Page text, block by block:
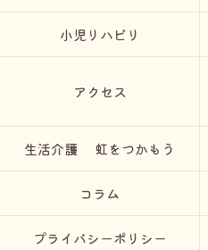
小児リハビリ
アクセス
生活介護 虹をつかもう
コラム
プライバシーポリシー